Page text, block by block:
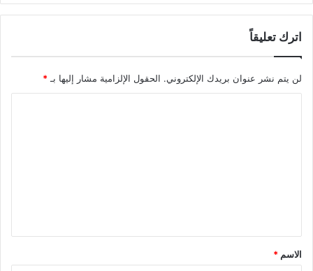
اترك تعليقاً
لن يتم نشر عنوان بريدك الإلكتروني. الحقول الإلزامية مشار إليها بـ*
*
الاسم *